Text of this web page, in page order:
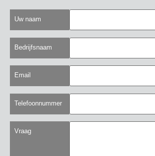
Uw naam
Bedrijfsnaam
Email
Telefoonnummer
Vraag